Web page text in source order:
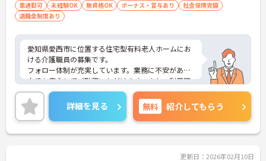
車通勤可 未経験OK 無資格OK ボーナス・賞与あり
社会保険完備
退職金制度あり
愛知県愛西市に位置する住宅型有料老人ホームにお
ける介護職員の募集です。
フォロー体制が充実しています。業務に不安がある
方でも安心してご勤務いただけます。また、利用可
能な託児所があり、子育て世代の方も安心してご勤
務いただけます。
ご興味のある方には、面接対策ポイントなど、さら
に詳細をご案内しますのでお気軽にご相談くださ
い！
詳細を見る 無料 紹介してもらう
更新日：2026年02月10日